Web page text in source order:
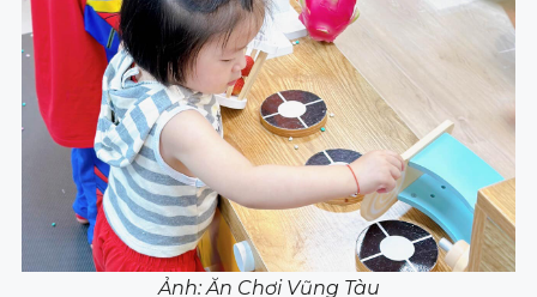
Ảnh: Ăn Chơi Vũng Tàu